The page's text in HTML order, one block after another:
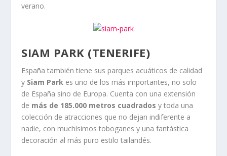
verano.
SIAM PARK (TENERIFE)
España también tiene sus parques acuáticos de calidad
y Siam Park es uno de los más importantes, no solo
de España sino de Europa. Cuenta con una extensión
de más de 185.000 metros cuadradosy toda una
colección de atracciones que no dejan indiferente a
nadie, con muchísimos toboganes y una fantástica
decoración al más puro estilo tailandés.